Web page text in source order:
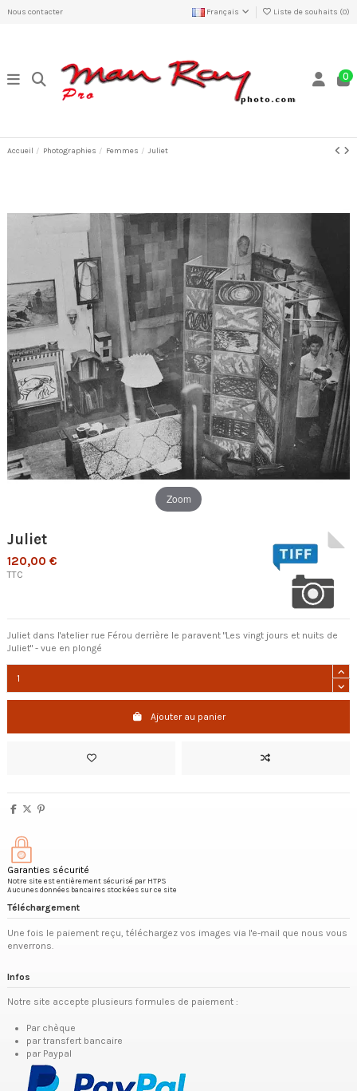
Nous contacter Français Liste de souhaits (0)
0
Accueil Photographies Femmes Juliet
Zoom
Juliet
120,00 €
TTC
Juliet dans l'atelier rue Férou derrière le paravent "Les vingt jours et nuits de
Juliet" - vue en plongé
Ajouter au panier
Garanties sécurité
Notre site est entièrement sécurisé par HTPS
Aucunes données bancaires stockées sur ce site
Téléchargement
Une fois le paiement reçu, téléchargez vos images via l'e-mail que nous vous
enverrons.
Infos
Notre site accepte plusieurs formules de paiement :
Par chèque
par transfert bancaire
par Paypal